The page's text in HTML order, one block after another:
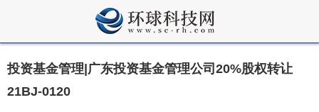
投资基金管理|广东投资基金管理公司20%股权转让
21BJ-0120